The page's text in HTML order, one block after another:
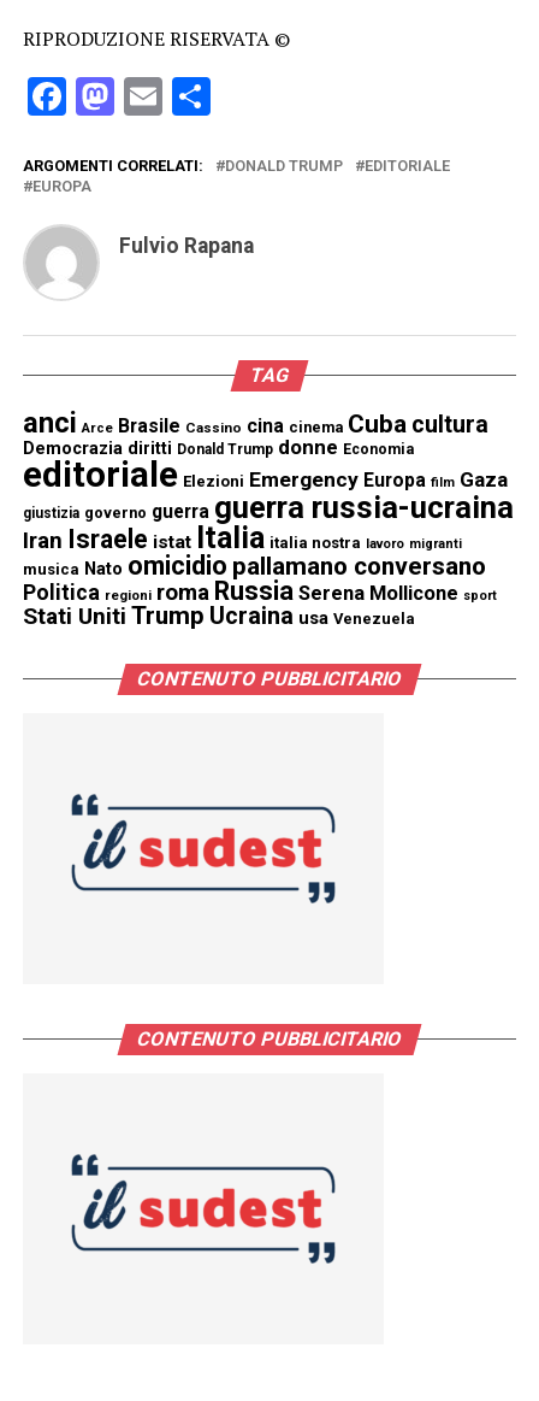
RIPRODUZIONE RISERVATA ©
Facebook
Mastodon
EmailCondividi
ARGOMENTI CORRELATI: DONALD TRUMP
EDITORIALE
EUROPA
Fulvio Rapana
TAG
anci Arce Brasile Cassino cina cinema Cuba cultura
Democrazia diritti Donald Trump donne Economia
editoriale Elezioni Emergency Europa film Gaza
giustizia governo guerra guerra russia-ucraina
Iran Israele istat Italia italia nostra lavoro migranti
musica Nato omicidio pallamano conversano
Politica regioni roma Russia Serena Mollicone sport
Stati Uniti Trump Ucraina usa Venezuela
CONTENUTO PUBBLICITARIO
CONTENUTO PUBBLICITARIO